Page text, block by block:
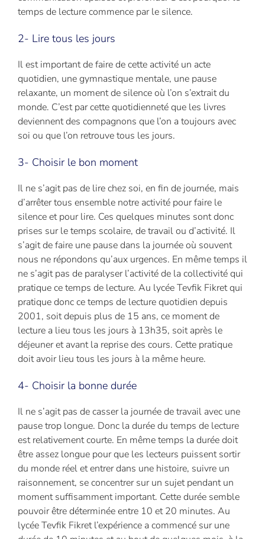
temps de lecture commence par le silence.
2- Lire tous les jours
Il est important de faire de cette activité un acte
quotidien, une gymnastique mentale, une pause
relaxante, un moment de silence où l’on s’extrait du
monde. C’est par cette quotidienneté que les livres
deviennent des compagnons que l’on a toujours avec
soi ou que l’on retrouve tous les jours.
3- Choisir le bon moment
Il ne s’agit pas de lire chez soi, en fin de journée, mais
d’arrêter tous ensemble notre activité pour faire le
silence et pour lire. Ces quelques minutes sont donc
prises sur le temps scolaire, de travail ou d’activité. Il
s’agit de faire une pause dans la journée où souvent
nous ne répondons qu’aux urgences. En même temps il
ne s’agit pas de paralyser l’activité de la collectivité qui
pratique ce temps de lecture. Au lycée Tevfik Fikret qui
pratique donc ce temps de lecture quotidien depuis
2001, soit depuis plus de 15 ans, ce moment de
lecture a lieu tous les jours à 13h35, soit après le
déjeuner et avant la reprise des cours. Cette pratique
doit avoir lieu tous les jours à la même heure.
4- Choisir la bonne durée
Il ne s’agit pas de casser la journée de travail avec une
pause trop longue. Donc la durée du temps de lecture
est relativement courte. En même temps la durée doit
être assez longue pour que les lecteurs puissent sortir
du monde réel et entrer dans une histoire, suivre un
raisonnement, se concentrer sur un sujet pendant un
moment suffisamment important. Cette durée semble
pouvoir être déterminée entre 10 et 20 minutes. Au
lycée Tevfik Fikret l’expérience a commencé sur une